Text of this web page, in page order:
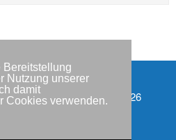
Bereitstellung
Nutzung unserer
damit
Cookies verwenden.
Copyright © IWR 2026